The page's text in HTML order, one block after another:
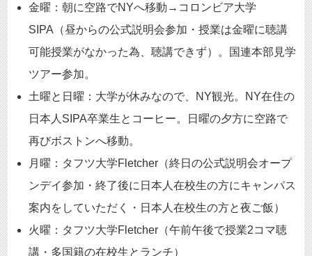
金曜：朝に空路でNYへ移動→コロンビア大学
SIPA（昼からの公式説明会参加・授業は金曜に聴講
可能授業がなかった為、聴講できず）。国連本部見学
ツアー参加。
土曜と日曜：大学が休みなので、NY観光。NY在住の
日本人SIPA卒業生とコーヒー。日曜の夕方に空路で
再びボストンへ移動。
月曜：タフツ大学Fletcher（終日の公式説明会オープ
ンデイ参加・終了後に日本人在校生の方にキャンパス
案内をしていただく・日本人在校生の方と夜ご飯）
火曜：タフツ大学Fletcher（午前午後で授業2コマ聴
講・多国籍の在校生とランチ）